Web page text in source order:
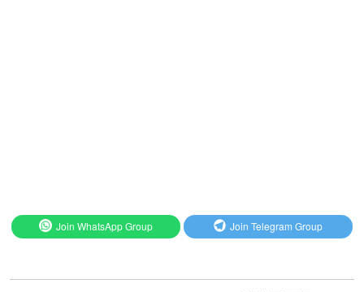
Join WhatsApp Group Join Telegram Group